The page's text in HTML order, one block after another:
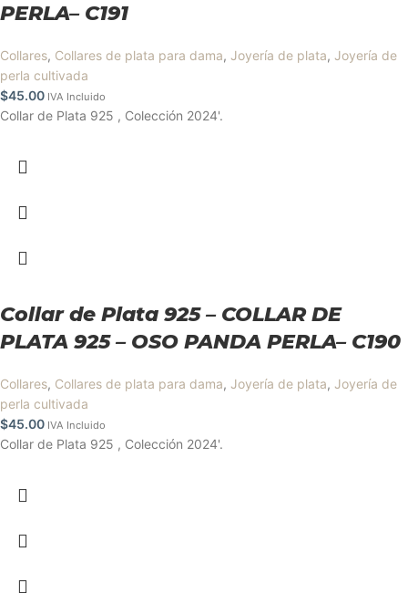
PERLA– C191
Collares, Collares de plata para dama, Joyería de plata, Joyería de
perla cultivada
$45.00 IVA Incluido
Collar de Plata 925 , Colección 2024'.
Collar de Plata 925 – COLLAR DE
PLATA 925 – OSO PANDA PERLA– C190
Collares, Collares de plata para dama, Joyería de plata, Joyería de
perla cultivada
$45.00 IVA Incluido
Collar de Plata 925 , Colección 2024'.